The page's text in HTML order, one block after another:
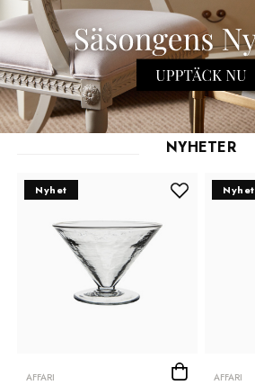
NYHETER
Nyhet
AFFARI
Nyhet
AFFARI